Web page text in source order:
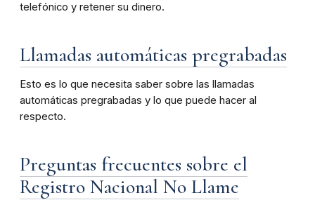
telefónico y retener su dinero.
Llamadas automáticas pregrabadas
Esto es lo que necesita saber sobre las llamadas
automáticas pregrabadas y lo que puede hacer al
respecto.
Preguntas frecuentes sobre el
Registro Nacional No Llame